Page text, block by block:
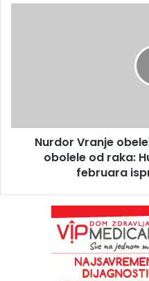
Nurdor Vranje
obolele od raka:
februara